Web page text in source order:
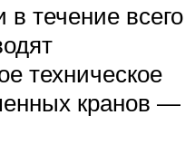
в течение всего
техническое
кранов —